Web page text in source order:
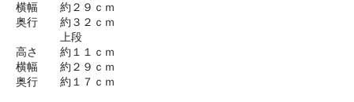
横幅 約２９ｃｍ
奥行 約３２ｃｍ
上段
高さ 約１１ｃｍ
横幅 約２９ｃｍ
奥行 約１７ｃｍ